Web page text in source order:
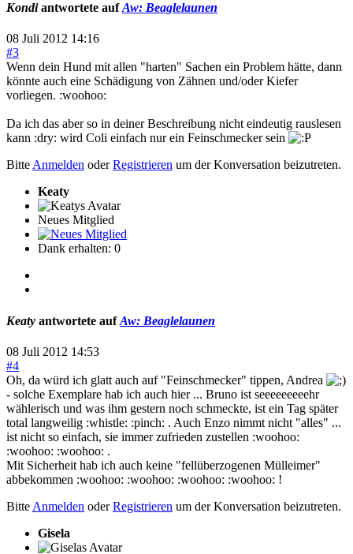
Kondiantwortete aufAw: Beaglelaunen
08 Juli 2012 14:16
#3
Wenn dein Hund mit allen "harten" Sachen ein Problem hätte, dann
könnte auch eine Schädigung von Zähnen und/oder Kiefer
vorliegen. :woohoo:
Da ich das aber so in deiner Beschreibung nicht eindeutig rauslesen
kann :dry: wird Coli einfach nur ein Feinschmecker sein
BitteAnmelden oderRegistrieren um der Konversation beizutreten.
Keaty
Neues Mitglied
Dank erhalten: 0
Keaty antwortete aufAw: Beaglelaunen
08 Juli 2012 14:53
#4
Oh, da würd ich glatt auch auf "Feinschmecker" tippen, Andrea
- solche Exemplare hab ich auch hier ... Bruno ist seeeeeeeeehr
wählerisch und was ihm gestern noch schmeckte, ist ein Tag später
total langweilig :whistle: :pinch: . Auch Enzo nimmt nicht "alles" ...
ist nicht so einfach, sie immer zufrieden zustellen :woohoo:
:woohoo: :woohoo: .
Mit Sicherheit hab ich auch keine "fellüberzogenen Mülleimer"
abbekommen :woohoo: :woohoo: :woohoo: :woohoo: !
Bitte Anmelden oderRegistrieren um der Konversation beizutreten.
Gisela